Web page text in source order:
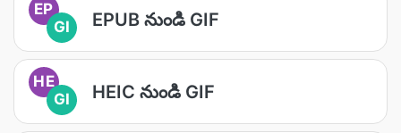
EP
GI
EPUB నుండి GIF
HE
GI
HEIC నుండి GIF